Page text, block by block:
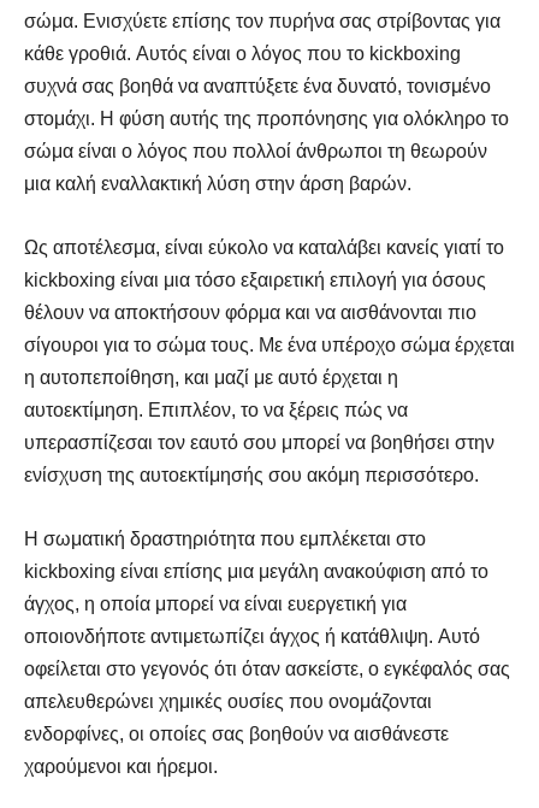
σώμα. Ενισχύετε επίσης τον πυρήνα σας στρίβοντας για
κάθε γροθιά. Αυτός είναι ο λόγος που το kickboxing
συχνά σας βοηθά να αναπτύξετε ένα δυνατό, τονισμένο
στομάχι. Η φύση αυτής της προπόνησης για ολόκληρο το
σώμα είναι ο λόγος που πολλοί άνθρωποι τη θεωρούν
μια καλή εναλλακτική λύση στην άρση βαρών.
Ως αποτέλεσμα, είναι εύκολο να καταλάβει κανείς γιατί το
kickboxing είναι μια τόσο εξαιρετική επιλογή για όσους
θέλουν να αποκτήσουν φόρμα και να αισθάνονται πιο
σίγουροι για το σώμα τους. Με ένα υπέροχο σώμα έρχεται
η αυτοπεποίθηση, και μαζί με αυτό έρχεται η
αυτοεκτίμηση. Επιπλέον, το να ξέρεις πώς να
υπερασπίζεσαι τον εαυτό σου μπορεί να βοηθήσει στην
ενίσχυση της αυτοεκτίμησής σου ακόμη περισσότερο.
Η σωματική δραστηριότητα που εμπλέκεται στο
kickboxing είναι επίσης μια μεγάλη ανακούφιση από το
άγχος, η οποία μπορεί να είναι ευεργετική για
οποιονδήποτε αντιμετωπίζει άγχος ή κατάθλιψη. Αυτό
οφείλεται στο γεγονός ότι όταν ασκείστε, ο εγκέφαλός σας
απελευθερώνει χημικές ουσίες που ονομάζονται
ενδορφίνες, οι οποίες σας βοηθούν να αισθάνεστε
χαρούμενοι και ήρεμοι.